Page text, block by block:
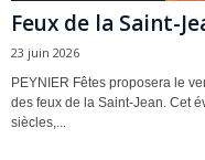
Feux de la Saint-
23 juin 2026
PEYNIER Fêtes proposera le
des feux de la Saint-Jean. Cet
siècles,...